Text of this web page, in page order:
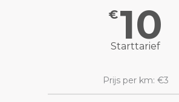
€10
Starttarief
Prijs per km: €3